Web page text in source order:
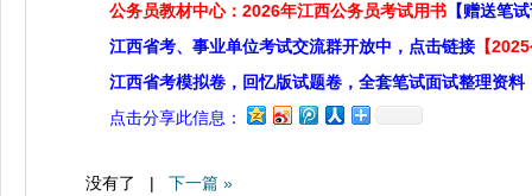
公务员教材中心：2026年江西公务员考试用书 【赠送笔
江西省考、事业单位考试交流群开放中，点击链接 【
江西省考模拟卷，回忆版试题卷，全套笔试面试整理资料
点击分享此信息：
没有了 | 下一篇 »